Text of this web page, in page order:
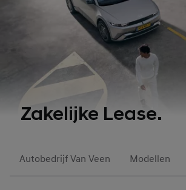
Zakelijke Lease.
Autobedrijf Van Veen Modellen